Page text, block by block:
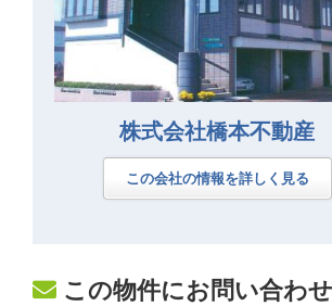
株式会社橋本不動産
この会社の情報を詳しく見る
この物件にお問い合わせ